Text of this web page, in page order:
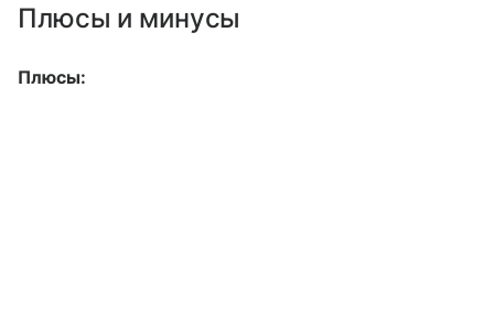
Плюсы и минусы
Плюсы: